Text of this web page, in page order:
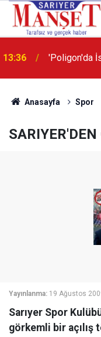
13:36 'Poligon'da
Anasayfa Spor
Yayınlanma: 19 Ağustos
Sarıyer Spor
görkemli bir açılış